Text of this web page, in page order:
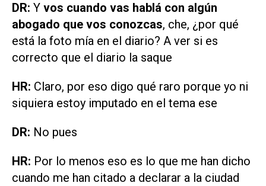
DR: Y vos cuando vas hablá con algún
abogado que vos conozcas, che, ¿por qué
está la foto mía en el diario? A ver si es
correcto que el diario la saque
HR: Claro, por eso digo qué raro porque yo ni
siquiera estoy imputado en el tema ese
DR: No pues
HR: Por lo menos eso es lo que me han dicho
cuando me han citado a declarar a la ciudad